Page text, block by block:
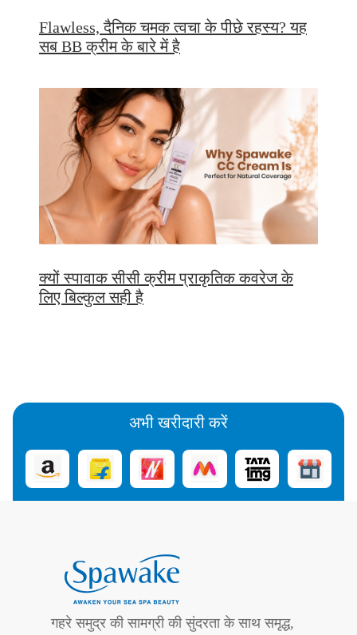
Flawless, दैनिक चमक त्वचा के पीछे रहस्य? यह
सब BB क्रीम के बारे में है
क्यों स्पावाक सीसी क्रीम प्राकृतिक कवरेज के
लिए बिल्कुल सही है
अभी खरीदारी करें
गहरे समुद्र की सामग्री की सुंदरता के साथ समृद्ध,